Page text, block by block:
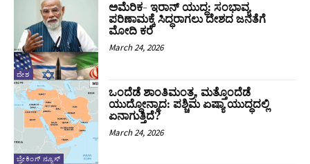
ದೇಶ
ಅಮೆರಿಕ- ಇರಾನ್‌ ಯುದ್ಧ: ಸಂಭಾವ್ಯ
ಪರಿಣಾಮಕ್ಕೆ ಸಿದ್ಧರಾಗಲು ದೇಶದ ಜನತೆಗೆ
ಮೋದಿ ಕರೆ
March 24, 2026
ಬ್ರೇಕಿಂಗ್ ನ್ಯೂಸ್
ಒಂದೆಡೆ ಶಾಂತಿಮಂತ್ರ, ಮತ್ತೊಂದೆಡೆ
ಯುದ್ಧೋನ್ಮಾದ: ಪಶ್ಚಿಮ ಏಷ್ಯಾ ಯುದ್ಧದಲ್ಲಿ
ಏನಾಗುತ್ತಿದೆ?
March 24, 2026